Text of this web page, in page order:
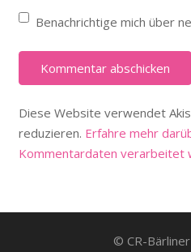
Benachrichtige mich über
Diese Website verwendet
reduzieren. Erfahre mehr
Kommentardaten verarbeitet
© CR-